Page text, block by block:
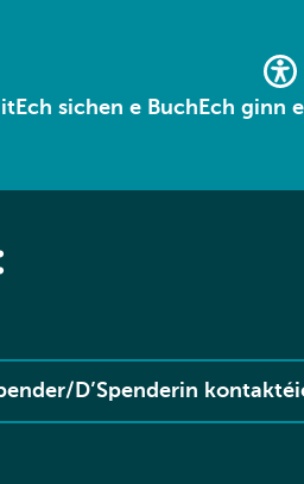
Ech sichen e Buch Ech ginn
D’Spenderin